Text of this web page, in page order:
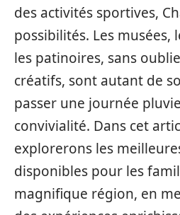
des activités sportives,
possibilités. Les musées,
les patinoires, sans
créatifs, sont autant de
passer une journée
convivialité. Dans cet
explorerons les
disponibles pour les
magnifique région, en